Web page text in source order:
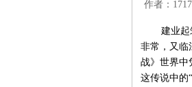
作者：
建业起筑
非常，又临
战》世界中
这传说中的